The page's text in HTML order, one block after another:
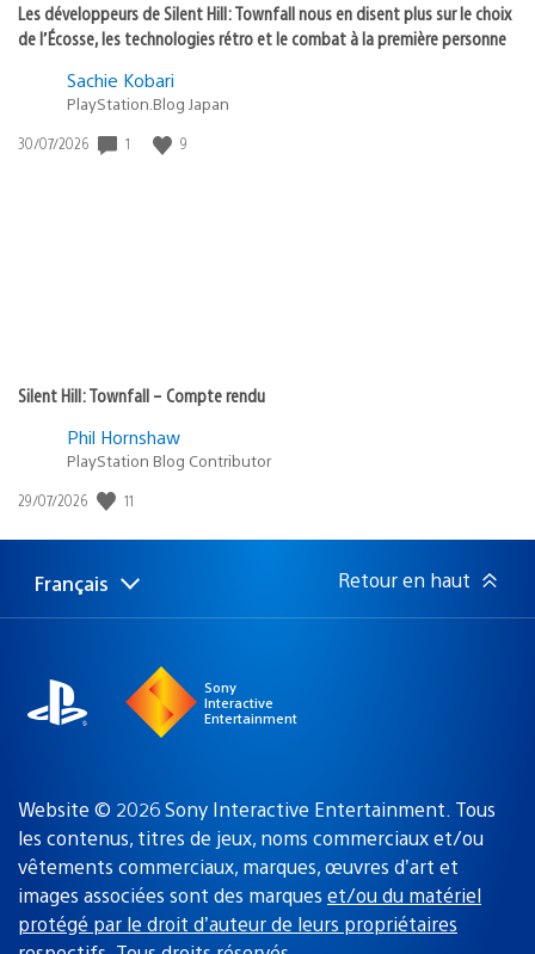
Les développeurs de Silent Hill: Townfall nous en disent plus sur le choix
de l’Écosse, les technologies rétro et le combat à la première personne
Sachie Kobari
PlayStation.Blog Japan
Date
30/07/2026 1 9
Silent Hill: Townfall – Compte rendu
Phil Hornshaw
PlayStation Blog Contributor
Date
publication
29/07/2026 11
Choisir
une
Région
actuelle
Français Retour en haut
Sony
Interactive
Entertainment
Website © 2026 Sony Interactive Entertainment. Tous
les contenus, titres de jeux, noms commerciaux et/ou
vêtements commerciaux, marques, œuvres d’art et
images associées sont des marques et/ou du matériel
protégé par le droit d’auteur de leurs propriétaires